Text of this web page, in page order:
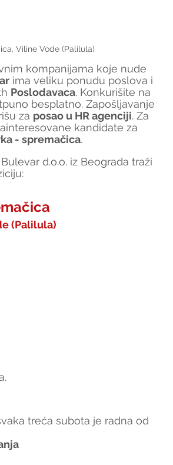
Viline Vode (Palilula)
kompanijama koje nude
ima veliku ponudu poslova i
Poslodavaca. Konkurišite na
besplatno. Zapošljavanje
za posao u HR agenciji. Za
kandidate za
- spremačica.
d.o.o. iz Beograda traži
(Palilula)
treća subota je radna od